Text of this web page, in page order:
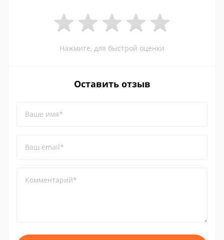
Нажмите, для быстрой оценки
Оставить отзыв
Ваше имя*
Ваш email*
Комментарий*